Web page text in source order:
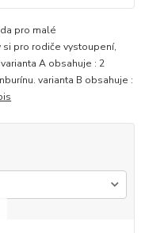
pro malé
si pro rodiče vystoupení,
A obsahuje : 2
varianta B obsahuje :